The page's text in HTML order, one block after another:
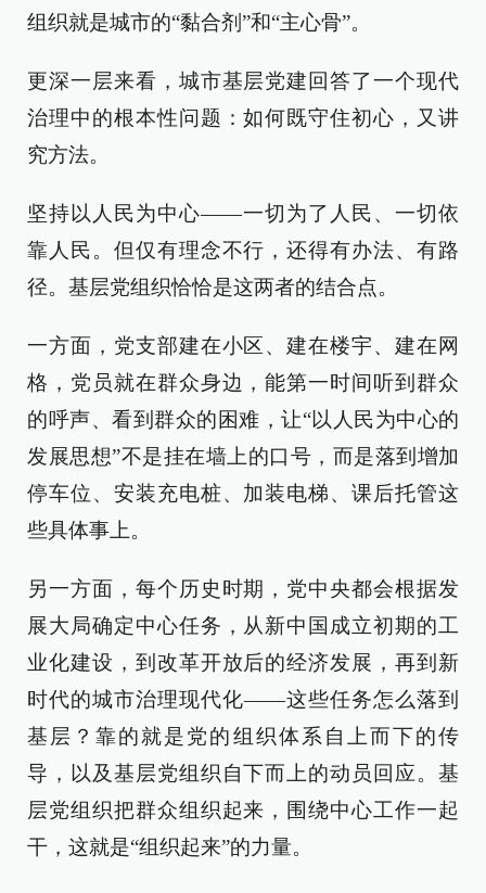
组织就是城市的“黏合剂”和“主心骨”。
更深一层来看，城市基层党建回答了一个现代
治理中的根本性问题：如何既守住初心，又讲
究方法。
坚持以人民为中心——一切为了人民、一切依
靠人民。但仅有理念不行，还得有办法、有路
径。基层党组织恰恰是这两者的结合点。
一方面，党支部建在小区、建在楼宇、建在网
格，党员就在群众身边，能第一时间听到群众
的呼声、看到群众的困难，让“以人民为中心的
发展思想”不是挂在墙上的口号，而是落到增加
停车位、安装充电桩、加装电梯、课后托管这
些具体事上。
另一方面，每个历史时期，党中央都会根据发
展大局确定中心任务，从新中国成立初期的工
业化建设，到改革开放后的经济发展，再到新
时代的城市治理现代化——这些任务怎么落到
基层？靠的就是党的组织体系自上而下的传
导，以及基层党组织自下而上的动员回应。基
层党组织把群众组织起来，围绕中心工作一起
干，这就是“组织起来”的力量。